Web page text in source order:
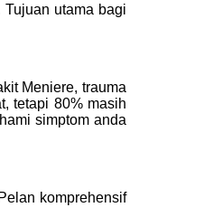
utama bagi
Meniere, trauma
tetapi 80% masih
simptom anda
komprehensif